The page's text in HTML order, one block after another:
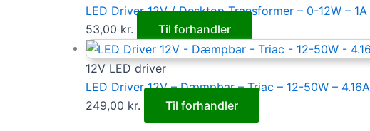
LED Driver 12V / Desktop Transformer – 0-12W – 1A
53,00 kr. Til forhandler
12V LED driver
LED Driver 12V – Dæmpbar – Triac – 12-50W – 4.16A
249,00 kr. Til forhandler